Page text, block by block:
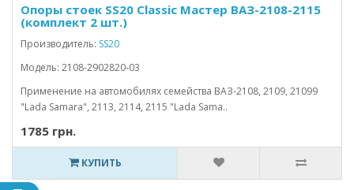
Опоры стоек SS20 Classic Мастер ВАЗ-2108-2115
(комплект 2 шт.)
Производитель: SS20
Модель: 2108-2902820-03
Применение на автомобилях семейства ВАЗ-2108, 2109, 21099
"Lada Samara", 2113, 2114, 2115 "Lada Sama..
1785 грн.
КУПИТЬ